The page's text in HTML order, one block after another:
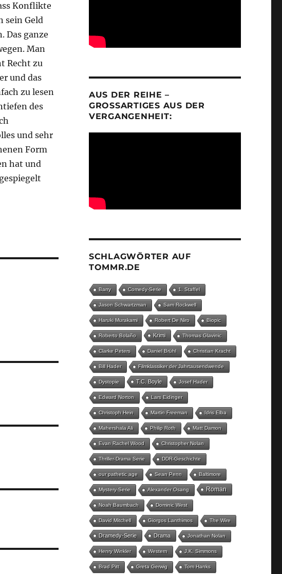
Konflikte
sein Geld
Das ganze
Man
Recht zu
und das
zu lesen
des
und sehr
Form
hat und
AUS DER REIHE –
GROSSARTIGES AUS DER V
ERGANGENHEIT:
SCHLAGWÖRTER AUF
TOMMR.DE
Barry Comedy-Serie 1. Staffel
Jason Schwartzman Sam Rockwell
Haruki Murakami Robert De Niro Biopic
Roberto Bolaño Krimi Thomas Glavinic
Clarke Peters Daniel Brühl Christian Kracht
Bill Hader Filmklassiker der Jahrtausendwende
Dystopie T.C. Boyle Josef Hader
Edward Norton Lars Eidinger
Christoph Hein Martin Freeman Idris Elba
Mahershala Ali Philip Roth Matt Damon
Evan Rachel Wood Christopher Nolan
Thriller-Drama Serie DDR-Geschichte
our pathetic age Sean Penn Baltimore
Mystery-Serie Alexander Osang Roman
Noah Baumbach Dominic West
David Mitchell Giorgos Lanthimos The Wire
Dramedy-Serie Drama Jonathan Nolan
Henry Winkler Western J.K. Simmons
Brad Pitt Greta Gerwig Tom Hanks